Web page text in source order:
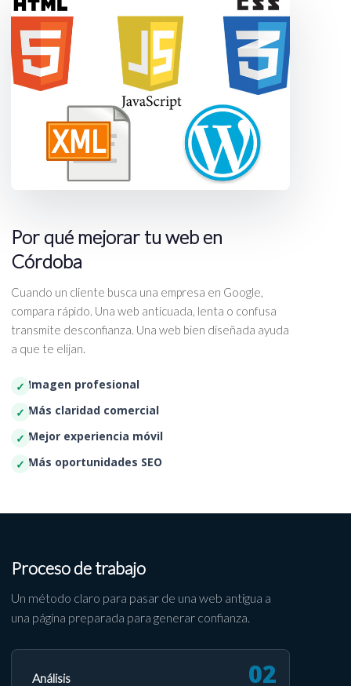
Por qué mejorar tu web en
Córdoba
Cuando un cliente busca una empresa en Google,
compara rápido. Una web anticuada, lenta o confusa
transmite desconfianza. Una web bien diseñada ayuda
a que te elijan.
Imagen profesional
Más claridad comercial
Mejor experiencia móvil
Más oportunidades SEO
Proceso de trabajo
Un método claro para pasar de una web antigua a
una página preparada para generar confianza.
Análisis